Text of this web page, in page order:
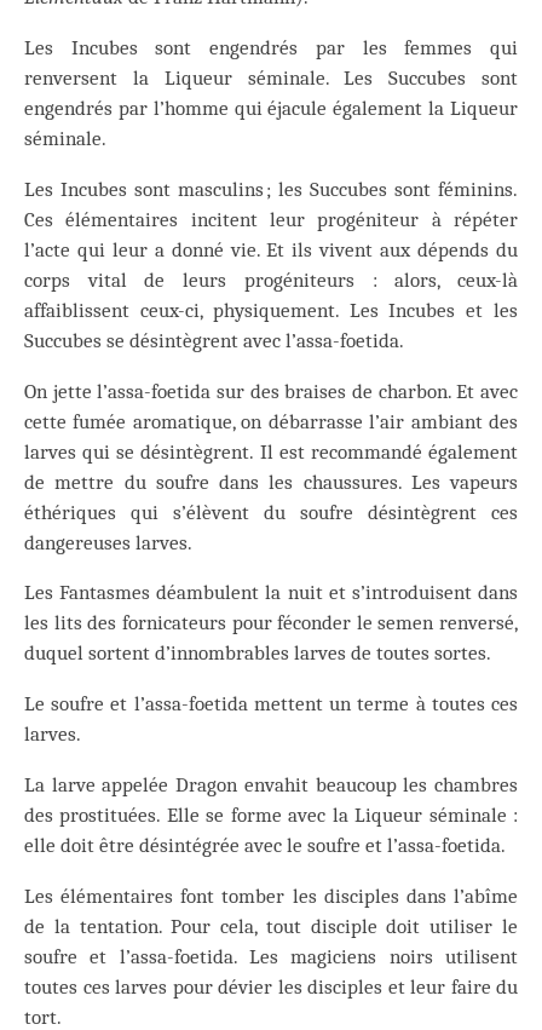
Les Incubes sont engendrés par les femmes qui
renversent la Liqueur séminale. Les Succubes sont
engendrés par l’homme qui éjacule également la Liqueur
séminale.
Les Incubes sont masculins ; les Succubes sont féminins.
Ces élémentaires incitent leur progéniteur à répéter
l’acte qui leur a donné vie. Et ils vivent aux dépends du
corps vital de leurs progéniteurs : alors, ceux-là
affaiblissent ceux-ci, physiquement. Les Incubes et les
Succubes se désintègrent avec l’assa-foetida.
On jette l’assa-foetida sur des braises de charbon. Et avec
cette fumée aromatique, on débarrasse l’air ambiant des
larves qui se désintègrent. Il est recommandé également
de mettre du soufre dans les chaussures. Les vapeurs
éthériques qui s’élèvent du soufre désintègrent ces
dangereuses larves.
Les Fantasmes déambulent la nuit et s’introduisent dans
les lits des fornicateurs pour féconder le semen renversé,
duquel sortent d’innombrables larves de toutes sortes.
Le soufre et l’assa-foetida mettent un terme à toutes ces
larves.
La larve appelée Dragon envahit beaucoup les chambres
des prostituées. Elle se forme avec la Liqueur séminale :
elle doit être désintégrée avec le soufre et l’assa-foetida.
Les élémentaires font tomber les disciples dans l’abîme
de la tentation. Pour cela, tout disciple doit utiliser le
soufre et l’assa-foetida. Les magiciens noirs utilisent
toutes ces larves pour dévier les disciples et leur faire du
tort.